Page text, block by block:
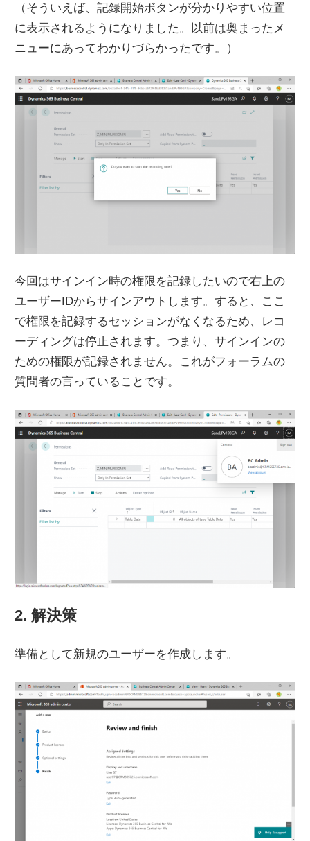
（そういえば、記録開始ボタンが分かりやすい位置
に表示されるようになりました。以前は奥まったメ
ニューにあってわかりづらかったです。）
今回はサインイン時の権限を記録したいので右上の
ユーザーIDからサインアウトします。すると、ここ
で権限を記録するセッションがなくなるため、レコ
ーディングは停止されます。つまり、サインインの
ための権限が記録されません。これがフォーラムの
質問者の言っていることです。
2. 解決策
準備として新規のユーザーを作成します。